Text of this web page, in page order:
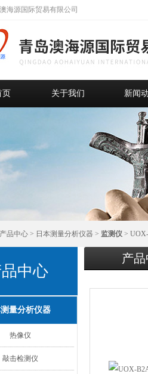
海源国际贸易有限公司
页 关于我们 新闻
产品中心 > 日本测量分析仪器 > 监测仪 >
中心
测量分析仪器
热像仪
敲击检测仪
产